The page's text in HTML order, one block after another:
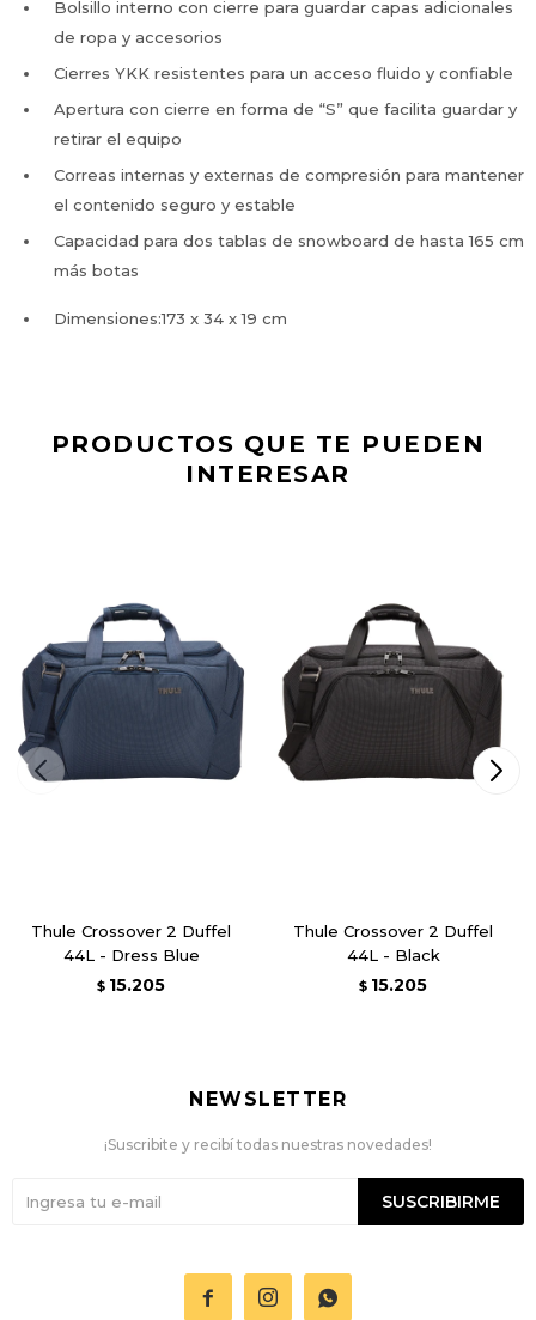
Bolsillo interno con cierre para guardar capas adicionales
de ropa y accesorios
Cierres YKK resistentes para un acceso fluido y confiable
Apertura con cierre en forma de “S” que facilita guardar y
retirar el equipo
Correas internas y externas de compresión para mantener
el contenido seguro y estable
Capacidad para dos tablas de snowboard de hasta 165 cm
más botas
Dimensiones:173 x 34 x 19 cm
PRODUCTOS QUE TE PUEDEN
INTERESAR
Thule Crossover 2 Duffel
44L - Dress Blue
$ 15.205
Thule Crossover 2 Duffel
44L - Black
$ 15.205
  
NEWSLETTER
¡Suscribite y recibí todas nuestras novedades!
SUSCRIBIRME